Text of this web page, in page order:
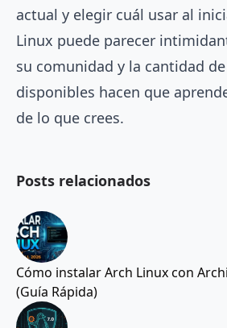
actual y elegir cuál usar al
Linux puede parecer
su comunidad y la cantidad
disponibles hacen que
de lo que crees.
Posts relacionados
Cómo instalar Arch Linux con
(Guía Rápida)